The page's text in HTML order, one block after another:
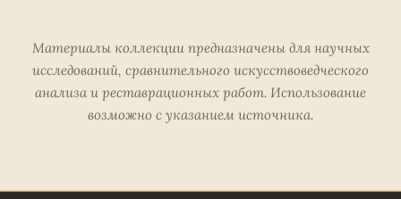
Материалы коллекции предназначены для научных
исследований, сравнительного искусствоведческого
анализа и реставрационных работ. Использование
возможно с указанием источника.